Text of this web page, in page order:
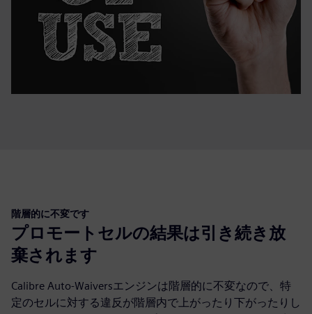
階層的に不変です
プロモートセルの結果は引き続き放
棄されます
Calibre Auto-Waiversエンジンは階層的に不変なので、特
定のセルに対する違反が階層内で上がったり下がったりし